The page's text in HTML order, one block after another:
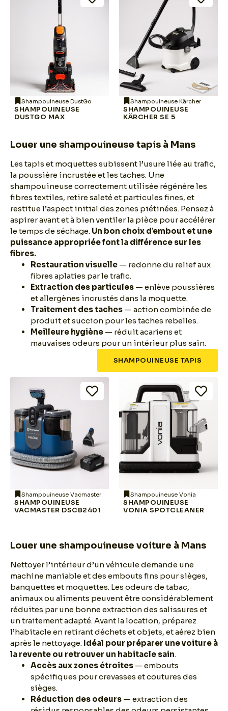
Shampouineuse DustGo
SHAMPOUINEUSE
DUSTGO MAX
Shampouineuse Kärcher
SHAMPOUINEUSE
KÄRCHER SE 5
Louer une shampouineuse tapis à Mans
Les tapis et moquettes subissent l’usure liée au trafic,
la poussière incrustée et les taches. Une
shampouineuse correctement utilisée régénère les
fibres textiles, retire saleté et particules fines, et
restitue l’aspect initial des zones piétinées. Pensez à
aspirer avant et à bien ventiler la pièce pour accélérer
le temps de séchage. Un bon choix d’embout et une
puissance appropriée font la différence sur les
fibres.
Restauration visuelle — redonne du relief aux
fibres aplaties par le trafic.
Extraction des particules — enlève poussières
et allergènes incrustés dans la moquette.
Traitement des taches — action combinée de
produit et succion pour les taches rebelles.
Meilleure hygiène — réduit acariens et
mauvaises odeurs pour un intérieur plus sain.
SHAMPOUINEUSE TAPIS
Shampouineuse Vacmaster
SHAMPOUINEUSE
VACMASTER DSCB2401
Shampouineuse Vonia
SHAMPOUINEUSE
VONIA SPOTCLEANER
Louer une shampouineuse voiture à Mans
Nettoyer l’intérieur d’un véhicule demande une
machine maniable et des embouts fins pour sièges,
banquettes et moquettes. Les odeurs de tabac,
animaux ou aliments peuvent être considérablement
réduites par une bonne extraction des salissures et
un traitement adapté. Avant la location, préparez
l’habitacle en retirant déchets et objets, et aérez bien
après le nettoyage. Idéal pour préparer une voiture à
la revente ou retrouver un habitacle sain.
Accès aux zones étroites — embouts
spécifiques pour crevasses et coutures des
sièges.
Réduction des odeurs — extraction des